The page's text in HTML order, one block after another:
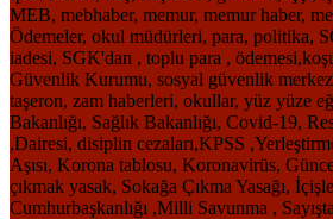
MEB, mebhaber, memur, memur haber,
Ödemeler, okul müdürleri, para, politika,
iadesi, SGK'dan , toplu para ,
Güvenlik Kurumu, sosyal güvenlik
taşeron, zam haberleri, okullar, yüz yüze
Bakanlığı, Sağlık Bakanlığı, Covid-19,
,Dairesi, disiplin cezaları,KPSS
Aşısı, Korona tablosu, Koronavirüs,
çıkmak yasak, Sokağa Çıkma Yasağı,
Cumhurbaşkanlığı ,Milli Savunma ,